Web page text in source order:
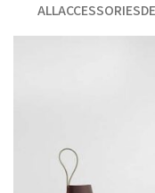
ALLACCESSORIES